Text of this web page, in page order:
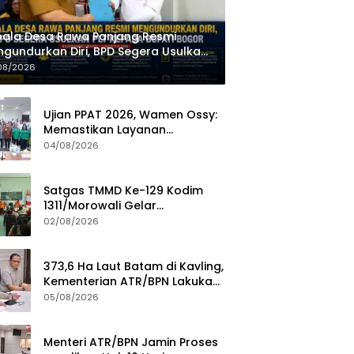
Desa Rawa Panjang Resmi
Diri, BPD Segera Usulkan
kepada Bupati Bogor
2026
Ujian PPAT 2026, Wamen Ossy:
Memastikan Layanan
Pertanahan dari PPAT yang
04/08/2026
Satgas TMMD Ke-129 Kodim
1311/Morowali Gelar
Penyuluhan Mitigasi Bencana
02/08/2026
373,6 Ha Laut Batam di Kavling,
Kementerian ATR/BPN Lakukan
Investigasi
05/08/2026
Menteri ATR/BPN Jamin Proses